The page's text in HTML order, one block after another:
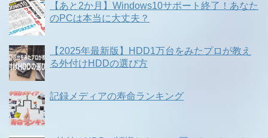
【あと2か月】Windows10サポート終了！あなた
のPCは本当に大丈夫？
【2025年最新版】HDD1万台をみたプロが教え
る外付けHDDの選び方
記録メディアの寿命ランキング